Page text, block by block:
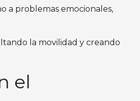
a problemas emocionales,
la movilidad y creando
el